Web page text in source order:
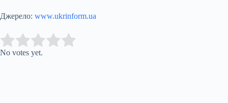
Джерело: www.ukrinform.ua
Rate this item:
No votes yet.